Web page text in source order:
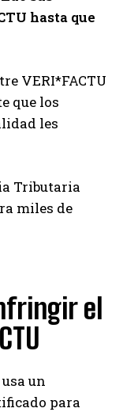
hasta que
VERI*FACTU
que los
les
el
un
para